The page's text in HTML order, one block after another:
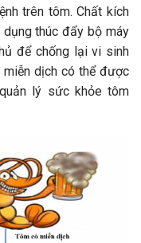
trên tôm. Chất kích
thúc đẩy bộ máy
để chống lại vi sinh
dịch có thể được
lý sức khỏe tôm